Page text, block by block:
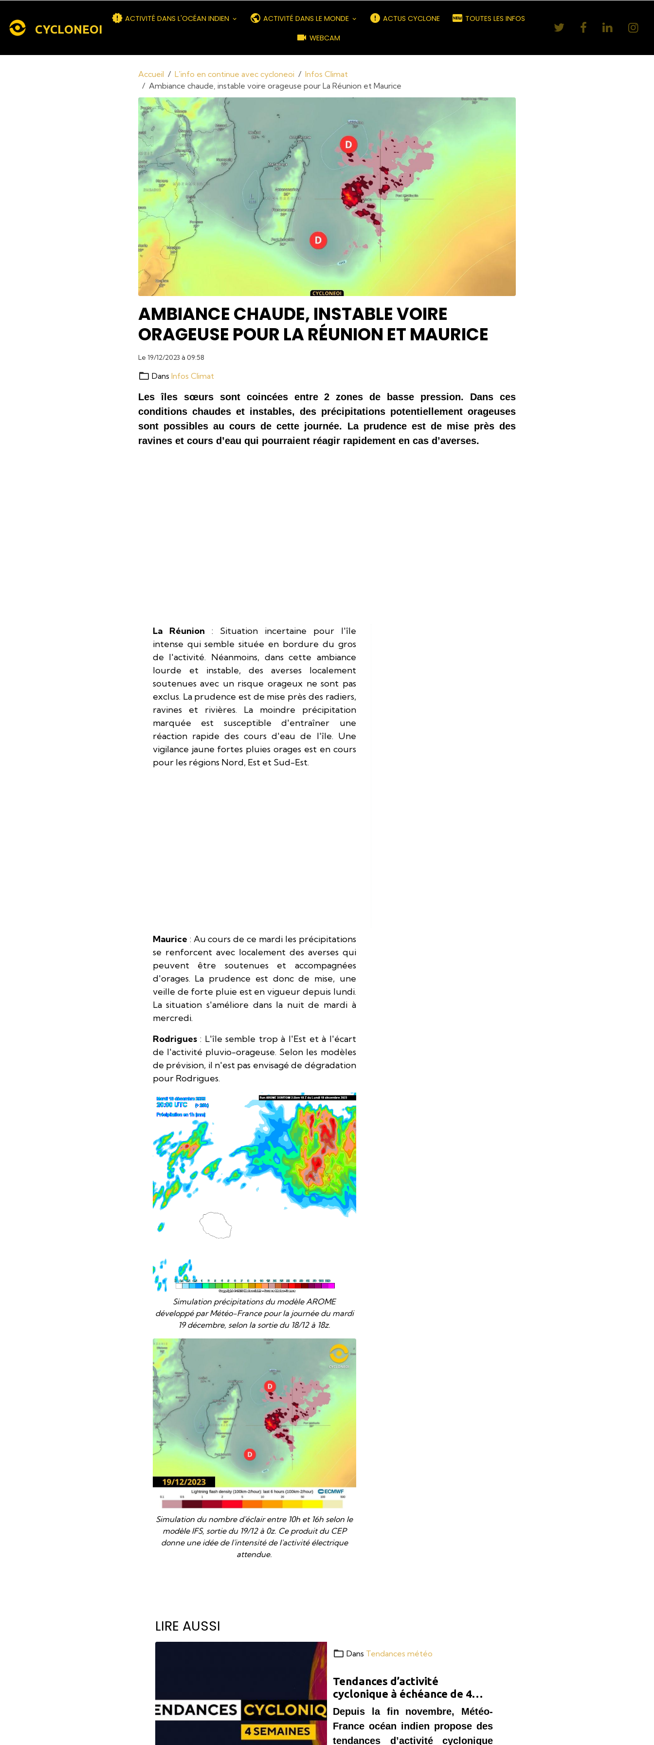
CYCLONEOI
ACTIVITÉ DANS L'OCÉAN INDIEN ACTIVITÉ DANS LE MONDE ACTUS CYCLONE
TOUTES LES INFOS
WEBCAM
Accueil L'info en continue avec cycloneoi
Infos Climat
Ambiance chaude, instable voire orageuse pour La Réunion et Maurice
AMBIANCE CHAUDE, INSTABLE VOIRE
ORAGEUSE POUR LA RÉUNION ET MAURICE
Le 19/12/2023 à 09:58
Dans Infos Climat
Les îles sœurs sont coincées entre 2 zones de basse pression. Dans ces
conditions chaudes et instables, des précipitations potentiellement orageuses
sont possibles au cours de cette journée. La prudence est de mise près des
ravines et cours d’eau qui pourraient réagir rapidement en cas d’averses.
La Réunion : Situation incertaine pour l'île
intense qui semble située en bordure du gros
de l'activité. Néanmoins, dans cette ambiance
lourde et instable, des averses localement
soutenues avec un risque orageux ne sont pas
exclus. La prudence est de mise près des radiers,
ravines et rivières. La moindre précipitation
marquée est susceptible d'entraîner une
réaction rapide des cours d'eau de l'île. Une
vigilance jaune fortes pluies orages est en cours
pour les régions Nord, Est et Sud-Est.
Maurice : Au cours de ce mardi les précipitations
se renforcent avec localement des averses qui
peuvent être soutenues et accompagnées
d'orages. La prudence est donc de mise, une
veille de forte pluie est en vigueur depuis lundi.
La situation s'améliore dans la nuit de mardi à
mercredi.
Rodrigues: L'île semble trop à l'Est et à l'écart
de l'activité pluvio-orageuse. Selon les modèles
de prévision, il n'est pas envisagé de dégradation
pour Rodrigues.
Simulation précipitations du modèle AROME
développé par Météo-France pour la journée du mardi
19 décembre, selon la sortie du 18/12 à 18z.
Simulation du nombre d'éclair entre 10h et 16h selon le
modèle IFS, sortie du 19/12 à 0z. Ce produit du CEP
donne une idée de l'intensité de l'activité électrique
attendue.
LIRE AUSSI
Dans Tendances météo
Tendances d’activité
cyclonique à échéance de 4
semaines
Depuis la fin novembre, Météo-
France océan indien propose des
tendances d’activité cyclonique